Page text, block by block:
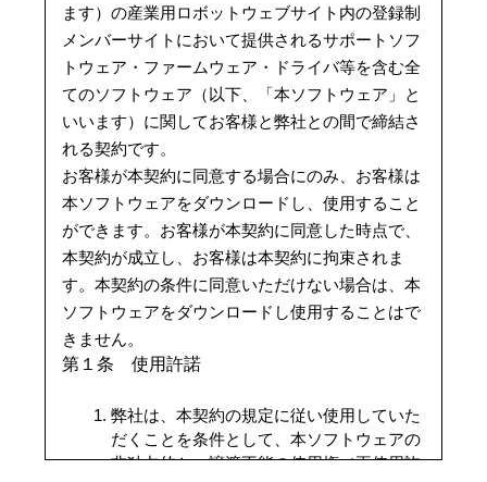
ます）の産業用ロボットウェブサイト内の登録制
メンバーサイトにおいて提供されるサポートソフ
トウェア・ファームウェア・ドライバ等を含む全
てのソフトウェア（以下、「本ソフトウェア」と
いいます）に関してお客様と弊社との間で締結さ
れる契約です。
お客様が本契約に同意する場合にのみ、お客様は
本ソフトウェアをダウンロードし、使用すること
ができます。お客様が本契約に同意した時点で、
本契約が成立し、お客様は本契約に拘束されま
す。本契約の条件に同意いただけない場合は、本
ソフトウェアをダウンロードし使用することはで
きません。
第１条 使用許諾
弊社は、本契約の規定に従い使用していた
だくことを条件として、本ソフトウェアの
非独占的かつ譲渡不能の使用権（再使用許